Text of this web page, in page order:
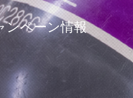
ンペーン情報